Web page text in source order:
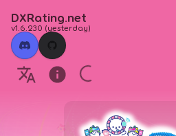
DXRating.net
v1.6.230 (yesterday)